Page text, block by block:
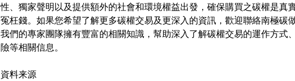
性、獨家聲明以及提供額外的社會和環境權益出發，確保購買之碳權是真
冤枉錢。如果您希望了解更多碳權交易及更深入的資訊，歡迎聯絡南極碳
我們的專家團隊擁有豐富的相關知識，幫助深入了解碳權交易的運作方式
險等相關信息。
資料来源